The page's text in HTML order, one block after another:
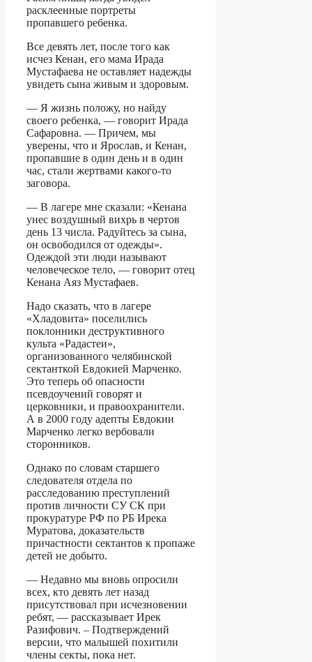
расклеенные портреты
пропавшего ребенка.
Все девять лет, после того как
исчез Кенан, его мама Ирада
Мустафаева не оставляет надежды
увидеть сына живым и здоровым.
— Я жизнь положу, но найду
своего ребенка, — говорит Ирада
Сафаровна. — Причем, мы
уверены, что и Ярослав, и Кенан,
пропавшие в один день и в один
час, стали жертвами какого-то
заговора.
— В лагере мне сказали: «Кенана
унес воздушный вихрь в чертов
день 13 числа. Радуйтесь за сына,
он освободился от одежды».
Одеждой эти люди называют
человеческое тело, — говорит отец
Кенана Аяз Мустафаев.
Надо сказать, что в лагере
«Хладовита» поселились
поклонники деструктивного
культа «Радастеи»,
организованного челябинской
сектанткой Евдокией Марченко.
Это теперь об опасности
псевдоучений говорят и
церковники, и правоохранители.
А в 2000 году адепты Евдокии
Марченко легко вербовали
сторонников.
Однако по словам старшего
следователя отдела по
расследованию преступлений
против личности СУ СК при
прокуратуре РФ по РБ Ирека
Муратова, доказательств
причастности сектантов к пропаже
детей не добыто.
— Недавно мы вновь опросили
всех, кто девять лет назад
присутствовал при исчезновении
ребят, — рассказывает Ирек
Разифович. – Подтверждений
версии, что малышей похитили
члены секты, пока нет.